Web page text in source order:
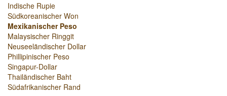
Indische Rupie
Südkoreanischer Won
Mexikanischer Peso
Malaysischer Ringgit
Neuseeländischer Dollar
Phillipinischer Peso
Singapur-Dollar
Thailändischer Baht
Südafrikanischer Rand